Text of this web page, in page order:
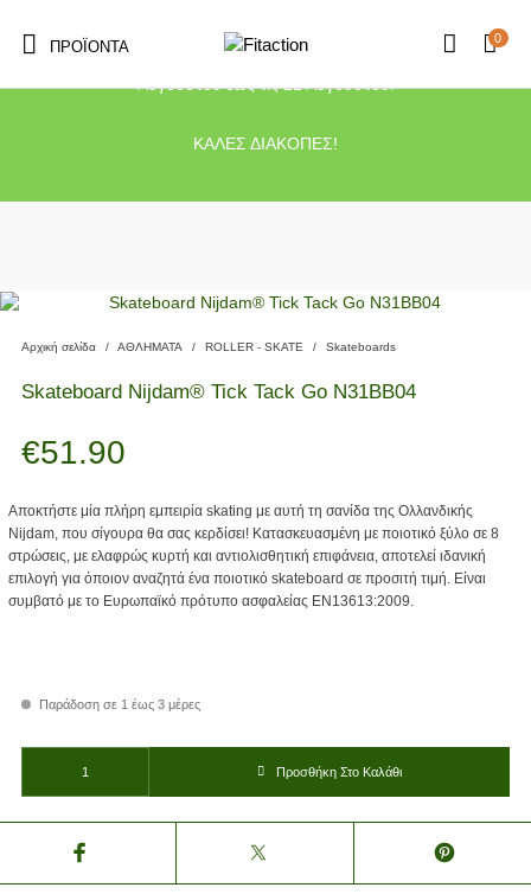
Το κατάστημα μας θα παραμείνει κλειστό λόγω διακοπών από τις 10
Αυγούστου έως τις 21 Αυγούστου.
ΚΑΛΕΣ ΔΙΑΚΟΠΕΣ!
ΠΡΟΪΌΝΤΑ
0
Αρχική σελίδα / ΑΘΛΗΜΑΤΑ / ROLLER - SKATE / Skateboards
Skateboard Nijdam® Tick Tack Go N31BB04
€51.90
Αποκτήστε μία πλήρη εμπειρία skating με αυτή τη σανίδα της Ολλανδικής
Nijdam, που σίγουρα θα σας κερδίσει! Κατασκευασμένη με ποιοτικό ξύλο σε 8
στρώσεις, με ελαφρώς κυρτή και αντιολισθητική επιφάνεια, αποτελεί ιδανική
επιλογή για όποιον αναζητά ένα ποιοτικό skateboard σε προσιτή τιμή. Είναι
συμβατό με το Ευρωπαϊκό πρότυπο ασφαλείας EN13613:2009.
Παράδοση σε 1 έως 3 μέρες
Προσθήκη Στο Καλάθι